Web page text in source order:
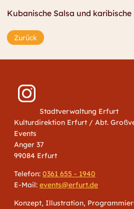
Kubanische Salsa und
Zurück
Stadtverwaltung Erfurt
Kulturdirektion Erfurt / Abt.
Events
Anger 37
99084 Erfurt
Telefon: 0361 655 - 1940
E-Mail: events@erfurt.de
Konzept, Illustration,